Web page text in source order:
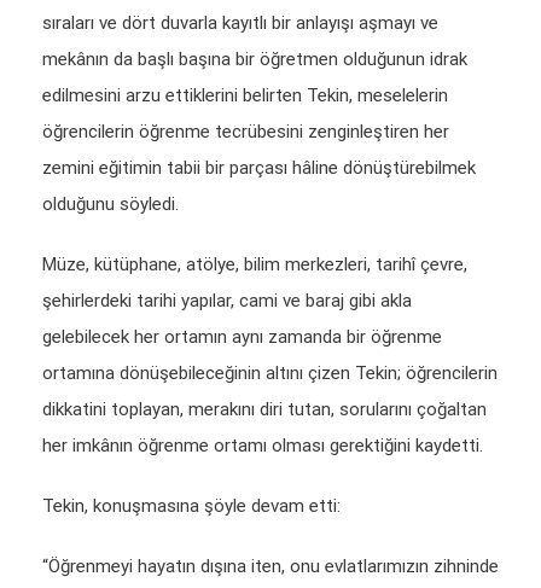
sıraları ve dört duvarla kayıtlı bir anlayışı aşmayı ve
mekânın da başlı başına bir öğretmen olduğunun idrak
edilmesini arzu ettiklerini belirten Tekin, meselelerin
öğrencilerin öğrenme tecrübesini zenginleştiren her
zemini eğitimin tabii bir parçası hâline dönüştürebilmek
olduğunu söyledi.
Müze, kütüphane, atölye, bilim merkezleri, tarihî çevre,
şehirlerdeki tarihi yapılar, cami ve baraj gibi akla
gelebilecek her ortamın aynı zamanda bir öğrenme
ortamına dönüşebileceğinin altını çizen Tekin; öğrencilerin
dikkatini toplayan, merakını diri tutan, sorularını çoğaltan
her imkânın öğrenme ortamı olması gerektiğini kaydetti.
Tekin, konuşmasına şöyle devam etti:
“Öğrenmeyi hayatın dışına iten, onu evlatlarımızın zihninde